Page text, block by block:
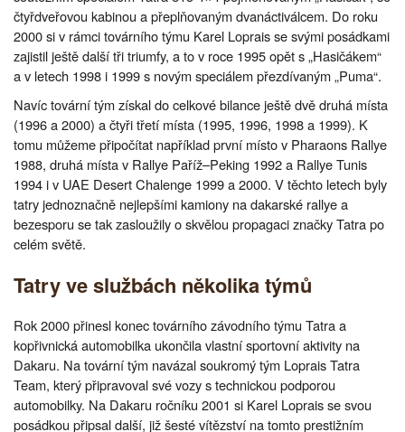
čtyřdveřovou kabinou a přeplňovaným dvanáctiválcem. Do roku
2000 si v rámci továrního týmu Karel Loprais se svými posádkami
zajistil ještě další tři triumfy, a to v roce 1995 opět s „Hasičákem“
a v letech 1998 i 1999 s novým speciálem přezdívaným „Puma“.
Navíc tovární tým získal do celkové bilance ještě dvě druhá místa
(1996 a 2000) a čtyři třetí místa (1995, 1996, 1998 a 1999). K
tomu můžeme připočítat například první místo v Pharaons Rallye
1988, druhá místa v Rallye Paříž–Peking 1992 a Rallye Tunis
1994 i v UAE Desert Chalenge 1999 a 2000. V těchto letech byly
tatry jednoznačně nejlepšími kamiony na dakarské rallye a
bezesporu se tak zasloužily o skvělou propagaci značky Tatra po
celém světě.
Tatry ve službách několika týmů
Rok 2000 přinesl konec továrního závodního týmu Tatra a
kopřivnická automobilka ukončila vlastní sportovní aktivity na
Dakaru. Na tovární tým navázal soukromý tým Loprais Tatra
Team, který připravoval své vozy s technickou podporou
automobilky. Na Dakaru ročníku 2001 si Karel Loprais se svou
posádkou připsal další, již šesté vítězství na tomto prestižním